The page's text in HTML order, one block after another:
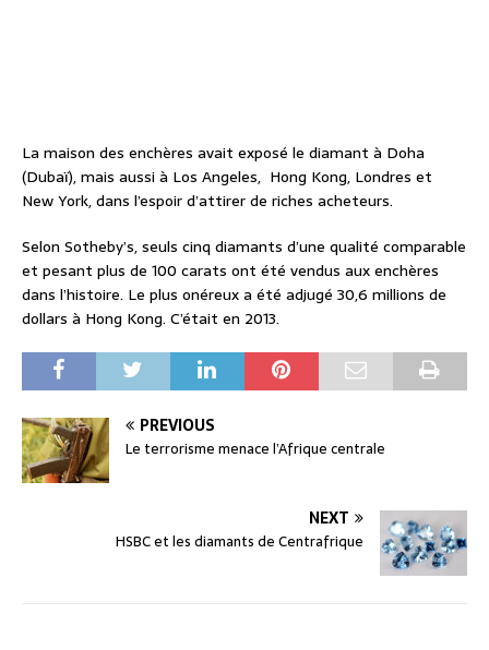
La maison des enchères avait exposé le diamant à Doha
(Dubaï), mais aussi à Los Angeles, Hong Kong, Londres et
New York, dans l’espoir d’attirer de riches acheteurs.
Selon Sotheby’s, seuls cinq diamants d’une qualité comparable
et pesant plus de 100 carats ont été vendus aux enchères
dans l’histoire. Le plus onéreux a été adjugé 30,6 millions de
dollars à Hong Kong. C’était en 2013.
PREVIOUS
Le terrorisme menace l’Afrique centrale
NEXT
HSBC et les diamants de Centrafrique